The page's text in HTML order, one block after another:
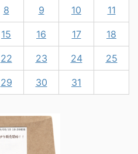
8 9 10 11
15 16 17 18
22 23 24 25
29 30
31